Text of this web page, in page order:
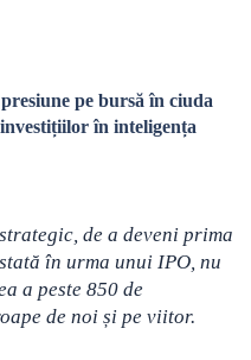
pe bursă în ciuda
în inteligența
de a deveni prima
în urma unui IPO, nu
a peste 850 de
de noi și pe viitor.